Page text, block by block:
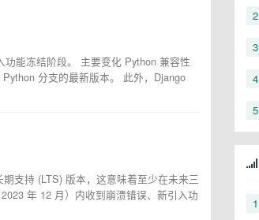
能冻结阶段。 主要变化 Python 兼容性
分支的最新版本。 此外，Django
支持 (LTS) 版本，这意味着至少在未来三
年 12 月）内收到崩溃错误、新引入功
2
3
4
5
1